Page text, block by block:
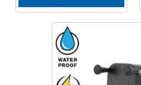
Motorcycle
Off-road Vehicle
Power Boat